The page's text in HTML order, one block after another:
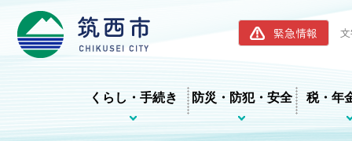
筑西市ホー
緊急情報
くらし・手続き 防災・防犯・安全 税・年